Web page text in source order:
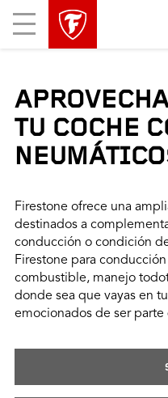
Mobile
Menu
TU COCHE
Firestone ofrece una
destinados a
conducción o condición
Firestone para
combustible, manejo
donde sea que vayas en
emocionados de ser parte